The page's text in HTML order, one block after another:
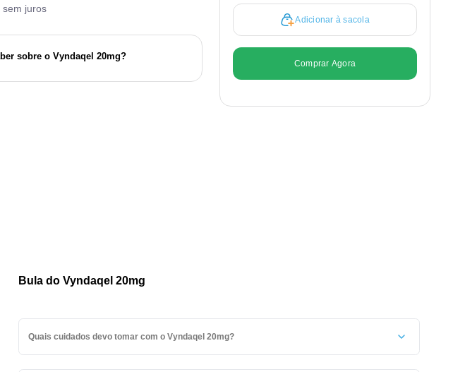
sem juros
sobre o Vyndaqel 20mg?
Adicionar à sacola
Comprar Agora
Bula do Vyndaqel 20mg
Quais cuidados devo tomar com o Vyndaqel 20mg?